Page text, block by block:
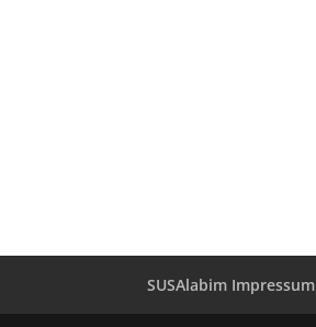
SUSAlabim Impressum